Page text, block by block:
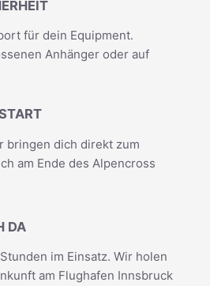
für dein Equipment.
Anhänger oder auf
bringen dich direkt zum
am Ende des Alpencross
DA
im Einsatz. Wir holen
am Flughafen Innsbruck